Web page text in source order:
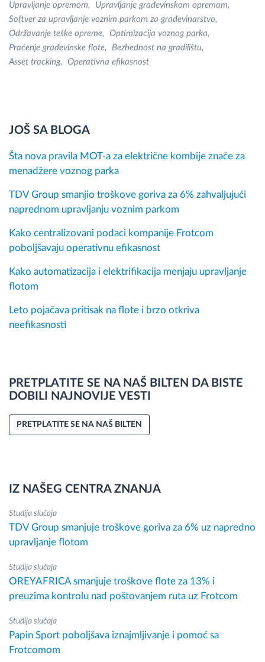
Upravljanje opremom
Upravljanje građevinskom opremom
Softver za upravljanje voznim parkom za građevinarstvo
Održavanje teške opreme
Optimizacija voznog parka
Praćenje građevinske flote
Bezbednost na gradilištu
Asset tracking
Operativna efikasnost
JOŠ SA BLOGA
Šta nova pravila MOT-a za električne kombije znače za
menadžere voznog parka
TDV Group smanjio troškove goriva za 6% zahvaljujući
naprednom upravljanju voznim parkom
Kako centralizovani podaci kompanije Frotcom
poboljšavaju operativnu efikasnost
Kako automatizacija i elektrifikacija menjaju upravljanje
flotom
Leto pojačava pritisak na flote i brzo otkriva
neefikasnosti
PRETPLATITE SE NA NAŠ BILTEN DA BISTE
DOBILI NAJNOVIJE VESTI
PRETPLATITE SE NA NAŠ BILTEN
IZ NAŠEG CENTRA ZNANJA
Studija slučaja
TDV Group smanjuje troškove goriva za 6% uz napredno
upravljanje flotom
Studija slučaja
OREYAFRICA smanjuje troškove flote za 13% i
preuzima kontrolu nad poštovanjem ruta uz Frotcom
Studija slučaja
Papin Sport poboljšava iznajmljivanje i pomoć sa
Frotcomom